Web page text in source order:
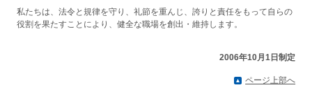
私たちは、法令と規律を守り、礼節を重んじ、誇りと責任をもって自らの
役割を果たすことにより、健全な職場を創出・維持します。
2006年10月1日制定
ページ上部へ